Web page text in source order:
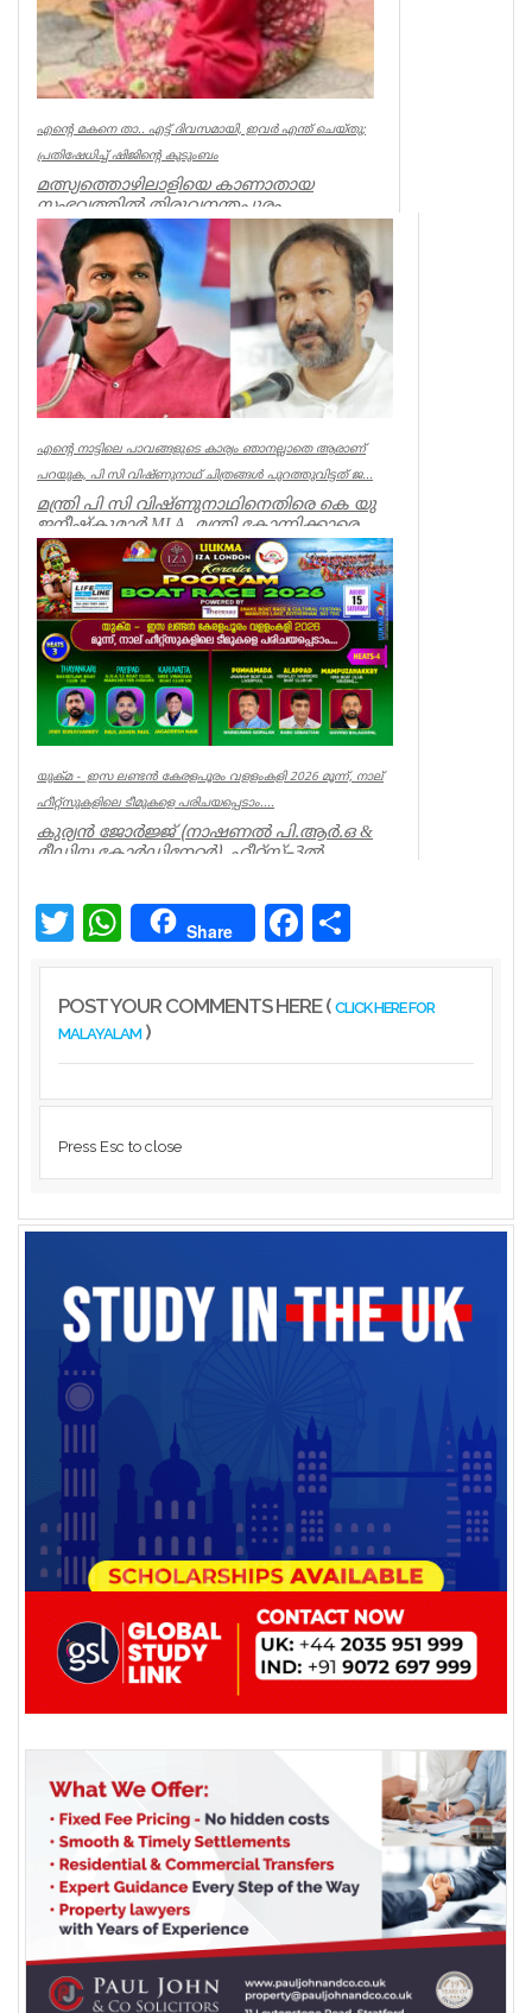
എന്റെ മകനെ താ.. എട്ട് ദിവസമായി, ഇവര്‍ എന്ത് ചെയ്തു;
പ്രതിഷേധിച്ച് ഷിജിന്റെ കുടുംബം
മത്സ്യത്തൊഴിലാളിയെ കാണാതായ
സംഭവത്തില്‍ തിരുവനന്തപുരം
മുതലപ്പൊഴിയില്‍ പ്രതിഷേധം ശക്തം.
കാണാതായ ഷിജിന...
Kerala
എന്റെ നാട്ടിലെ പാവങ്ങളുടെ കാര്യം ഞാനല്ലാതെ ആരാണ്
പറയുക, പി സി വിഷ്‌ണുനാഥ് ചിത്രങ്ങൾ പുറത്തുവിട്ടത് ജ...
മന്ത്രി പി സി വിഷ്ണുനാഥിനെതിരെ കെ യു
ജനീഷ്കുമാർ MLA. മന്ത്രി കോന്നിക്കാരെ
അവഗണിച്ചു. മന്ത്രി പി സി ...
Kerala
യുക്മ - ഇസ ലണ്ടൻ കേരളപൂരം വളളംകളി 2026 മൂന്ന്, നാല്
ഹീറ്റ്സുകളിലെ ടീമുകളെ പരിചയപ്പെടാം....
കുര്യൻ ജോർജ്ജ് (നാഷണൽ പി.ആർ.ഒ &
മീഡിയ കോർഡിനേറ്റർ) ഹീറ്റ്സ്–3ൽ
Associations
Twitter WhatsAppShare Facebook
POST YOUR COMMENTS HERE ( CLICK HERE FOR
MALAYALAM)
Press Esc to close